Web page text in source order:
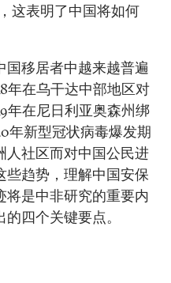
这表明了中国将如何
国移居者中越来越普遍
年在乌干达中部地区对
年在尼日利亚奥森州绑
年新型冠状病毒爆发期
人社区而对中国公民进
些趋势，理解中国安保
将是中非研究的重要内
四个关键要点。